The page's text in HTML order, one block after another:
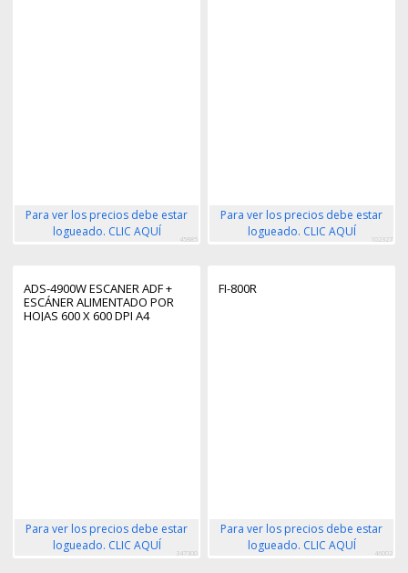
Para ver los precios debe estar
logueado. CLIC AQUÍ
45885
Para ver los precios debe estar
logueado. CLIC AQUÍ
102327
ADS-4900W ESCANER ADF +
ESCÁNER ALIMENTADO POR
HOJAS 600 X 600 DPI A4
Para ver los precios debe estar
logueado. CLIC AQUÍ
347300
FI-800R
Para ver los precios debe estar
logueado. CLIC AQUÍ
46002